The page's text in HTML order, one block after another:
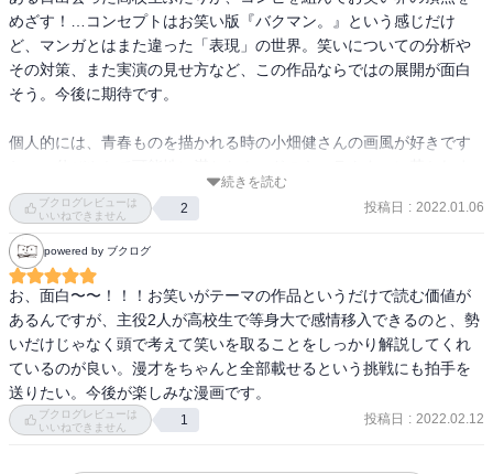
めざす！…コンセプトはお笑い版『バクマン。』という感じだけ
ど、マンガとはまた違った「表現」の世界。笑いについての分析や
その対策、また実演の見せ方など、この作品ならではの展開が面白
そう。今後に期待です。
個人的には、青春ものを描かれる時の小畑健さんの画風が好きです
す。
続きを読む
ブクログレビューは
いいねできません
2 投稿日 : 2022.01.06
powered by ブクログ
お、面白〜〜！！！お笑いがテーマの作品というだけで読む価値が
あるんですが、主役2人が高校生で等身大で感情移入できるのと、勢
いだけじゃなく頭で考えて笑いを取ることをしっかり解説してくれ
ているのが良い。漫才をちゃんと全部載せるという挑戦にも拍手を
送りたい。今後が楽しみな漫画です。
ブクログレビューは
いいねできません
1 投稿日 : 2022.02.12